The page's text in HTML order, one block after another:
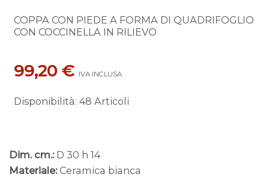
COPPA CON PIEDE A FORMA DI QUADRIFOGLIO
CON COCCINELLA IN RILIEVO
99,20 € IVA INCLUSA
Disponibilità: 48 Articoli
Dim. cm.: D 30 h 14
Materiale: Ceramica bianca